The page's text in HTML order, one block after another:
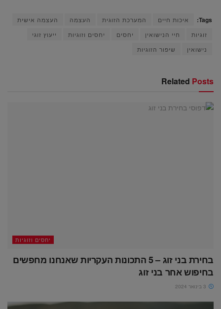
Tags: איכות חיים המערכת הזוגית העצמה
העצמה אישית
זוגיות
חיי הנישואין יחסים יחסים וזוגיות
ייעוץ זוגי
נישואין
שיפור הזוגיות
Related Posts
יחסים וזוגיות
בחירת בני זוג – 5 התכונות העקריות שאנחנו מחפשים
בחיפוש אחר בני זוג